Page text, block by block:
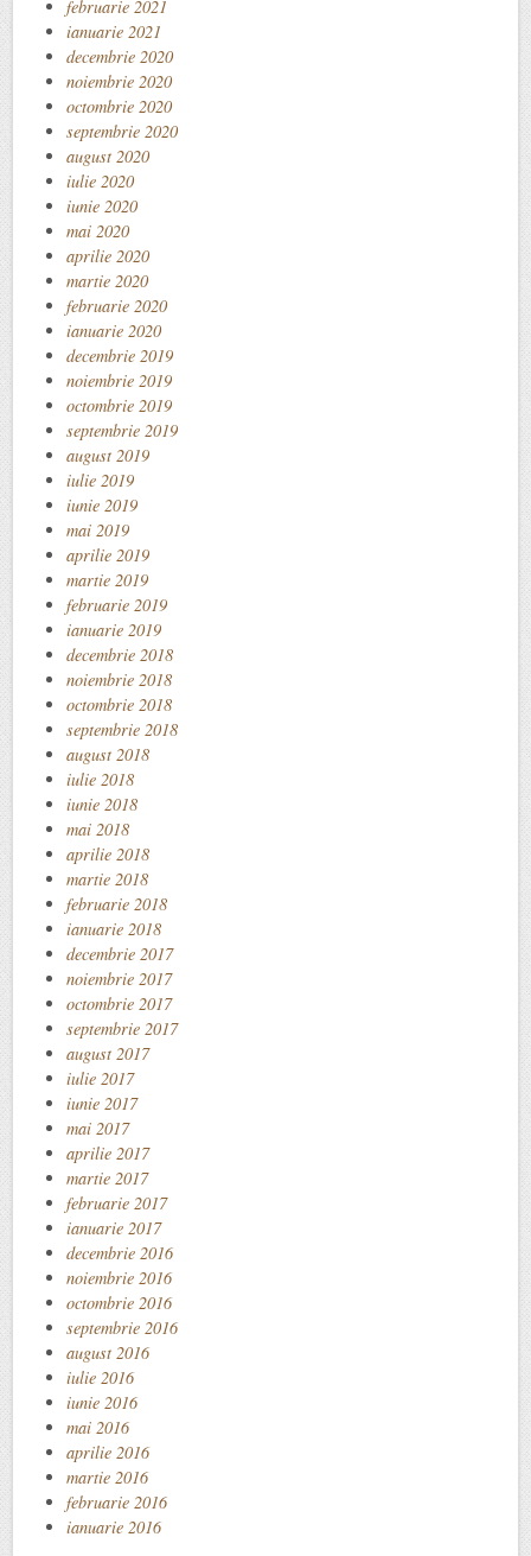
februarie 2021
ianuarie 2021
decembrie 2020
noiembrie 2020
octombrie 2020
septembrie 2020
august 2020
iulie 2020
iunie 2020
mai 2020
aprilie 2020
martie 2020
februarie 2020
ianuarie 2020
decembrie 2019
noiembrie 2019
octombrie 2019
septembrie 2019
august 2019
iulie 2019
iunie 2019
mai 2019
aprilie 2019
martie 2019
februarie 2019
ianuarie 2019
decembrie 2018
noiembrie 2018
octombrie 2018
septembrie 2018
august 2018
iulie 2018
iunie 2018
mai 2018
aprilie 2018
martie 2018
februarie 2018
ianuarie 2018
decembrie 2017
noiembrie 2017
octombrie 2017
septembrie 2017
august 2017
iulie 2017
iunie 2017
mai 2017
aprilie 2017
martie 2017
februarie 2017
ianuarie 2017
decembrie 2016
noiembrie 2016
octombrie 2016
septembrie 2016
august 2016
iulie 2016
iunie 2016
mai 2016
aprilie 2016
martie 2016
februarie 2016
ianuarie 2016